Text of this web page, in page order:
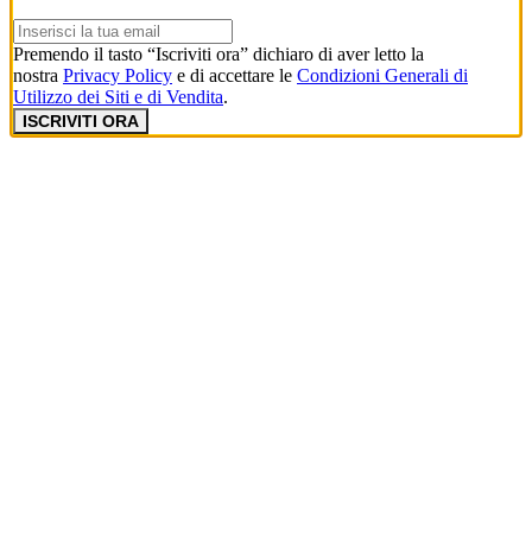
Premendo il tasto “Iscriviti ora” dichiaro di aver letto la
nostra Privacy Policy e di accettare le Condizioni Generali di
Utilizzo dei Siti e di Vendita.
ISCRIVITI ORA